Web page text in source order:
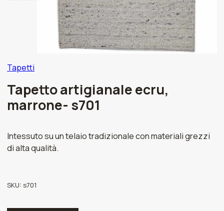
Tapetti
Tapetto artigianale ecru,
marrone- s701
Intessuto su un telaio tradizionale con materiali grezzi
di alta qualità.
SKU:s701